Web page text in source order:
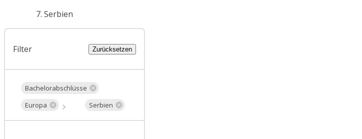
Serbien
Filter Zurücksetzen
Bachelorabschlüsse
Europa
Serbien